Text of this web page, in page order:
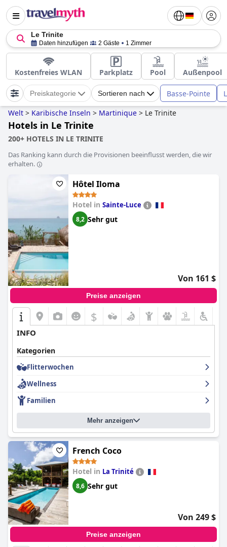
Le Trinite
Daten hinzufügen 2 Gäste 1 Zimmer
Kostenfreies WLAN Parkplatz Pool Außenpool
Preiskategorie Sortieren nach Basse-Pointe
Welt > Karibische Inseln > Martinique > Le Trinite
Hotels in Le Trinite
200+ HOTELS IN LE TRINITE
Das Ranking kann durch die Provisionen beeinflusst werden, die wir
erhalten.
Hôtel Iloma
Hotel in Sainte-Luce
8,2 Sehr gut
Von 161 $
Preise anzeigen
$
INFO
Kategorien
Flitterwochen
Wellness
Familien
Mehr anzeigen
French Coco
Hotel in La Trinité
8,6 Sehr gut
Von 249 $
Preise anzeigen